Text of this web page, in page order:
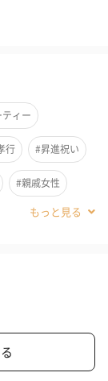
セット。
（グリー
です。
るスパイスの刺
商品を詰め合わ
。
（グリー
し、無添加・低
ィー
行 #昇進祝い
#親戚女性
下男性 #娘
後半